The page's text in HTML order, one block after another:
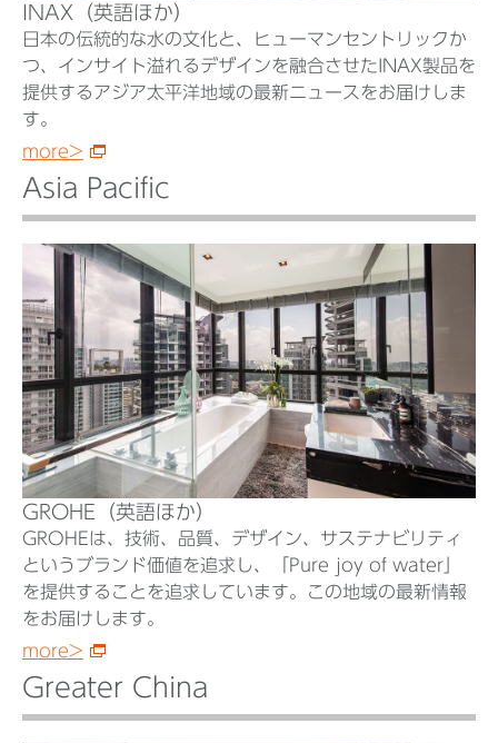
INAX（英語ほか）
日本の伝統的な水の文化と、ヒューマンセントリックか
つ、インサイト溢れるデザインを融合させたINAX製品を
提供するアジア太平洋地域の最新ニュースをお届けしま
す。
more>
Asia Pacific
GROHE（英語ほか）
GROHEは、技術、品質、デザイン、サステナビリティ
というブランド価値を追求し、「Pure joy of water」
を提供することを追求しています。この地域の最新情報
をお届けします。
more>
Greater China